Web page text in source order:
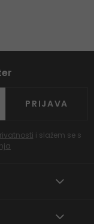
PRIJAVA
i slažem se s